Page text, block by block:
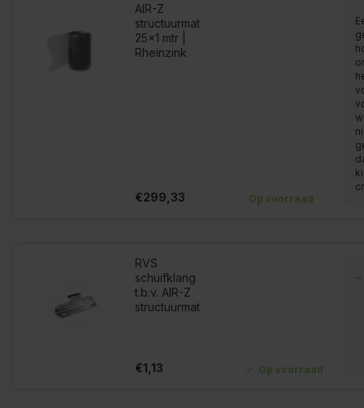
AIR-Z
structuurmat
25x1 mtr |
Rheinzink
€299,33 Op voorraad
RVS
schuifklang
t.b.v. AIR-Z
structuurmat
€1,13 Op voorraad
...